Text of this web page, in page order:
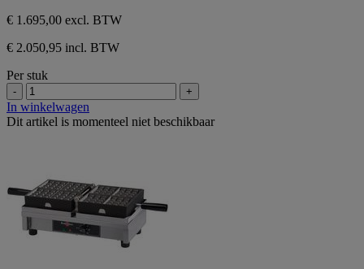
€ 1.695,00 excl. BTW
€ 2.050,95 incl. BTW
Per stuk
- +
In winkelwagen
Dit artikel is momenteel niet beschikbaar